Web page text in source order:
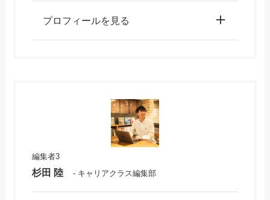
プロフィールを見る
編集者3
杉田 陸 - キャリアクラス編集部